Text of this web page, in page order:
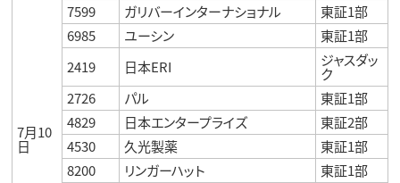
7月10
日
7599
ガリバーインターナショナル
東証1部
6985
ユーシン
東証1部
2419
日本ERI ジャスダッ
ク
2726
パル
東証1部
4829
日本エンタープライズ
東証2部
4530
久光製薬
東証1部
8200
リンガーハット
東証1部